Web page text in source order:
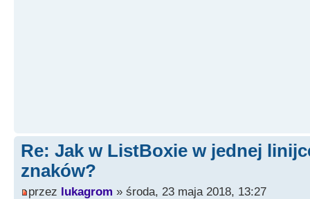
Re: Jak w ListBoxie w jednej
znaków?
przez lukagrom » środa, 23 maja 2018, 13:27